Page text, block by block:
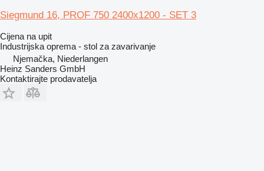
Siegmund 16, PROF 750 2400x1200 - SET 3
Cijena na upit
Industrijska oprema - stol za zavarivanje
Njemačka, Niederlangen
Heinz Sanders GmbH
Kontaktirajte prodavatelja